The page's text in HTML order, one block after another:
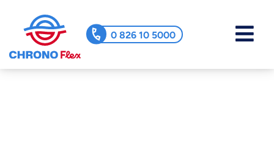
0 826 10 5000